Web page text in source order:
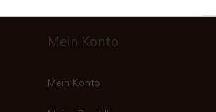
Mein Konto
Mein Konto